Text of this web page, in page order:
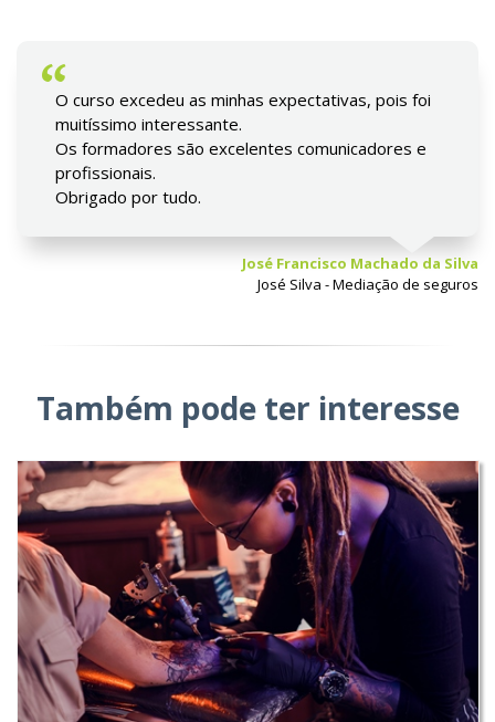
O curso excedeu as minhas expectativas, pois foi
muitíssimo interessante.
Os formadores são excelentes comunicadores e
profissionais.
Obrigado por tudo.
José Francisco Machado da Silva
José Silva - Mediação de seguros
Também pode ter interesse